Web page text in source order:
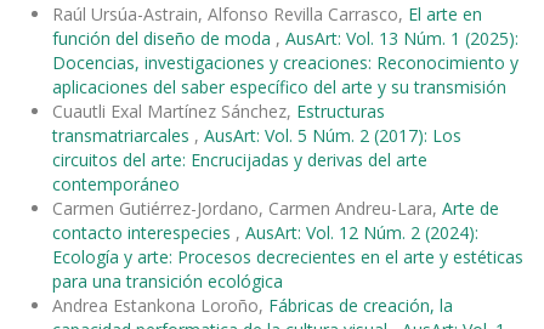
Raúl Ursúa-Astrain, Alfonso Revilla Carrasco, El arte en
función del diseño de moda , AusArt: Vol. 13 Núm. 1 (2025):
Docencias, investigaciones y creaciones: Reconocimiento y
aplicaciones del saber específico del arte y su transmisión
Cuautli Exal Martínez Sánchez, Estructuras
transmatriarcales , AusArt: Vol. 5 Núm. 2 (2017): Los
circuitos del arte: Encrucijadas y derivas del arte
contemporáneo
Carmen Gutiérrez-Jordano, Carmen Andreu-Lara, Arte de
contacto interespecies , AusArt: Vol. 12 Núm. 2 (2024):
Ecología y arte: Procesos decrecientes en el arte y estéticas
para una transición ecológica
Andrea Estankona Loroño, Fábricas de creación, la